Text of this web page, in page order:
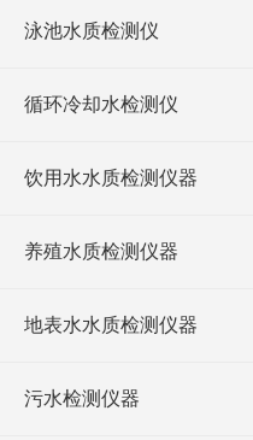
泳池水质检测仪
循环冷却水检测仪
饮用水水质检测仪器
养殖水质检测仪器
地表水水质检测仪器
污水检测仪器